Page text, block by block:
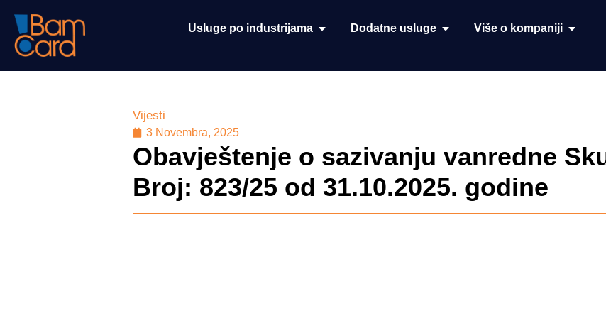
Usluge po industrijama Dodatne usluge Više o kompaniji
Vijesti
3 Novembra, 2025
Obavještenje o sazivanju vanredne
Broj: 823/25 od 31.10.2025. godine